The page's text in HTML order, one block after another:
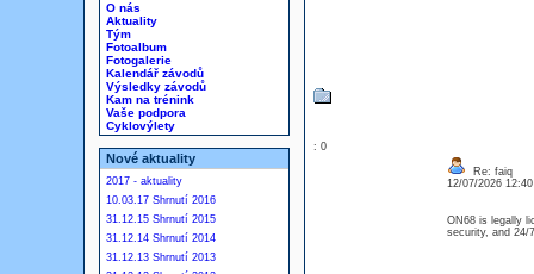
O nás
Aktuality
Tým
Fotoalbum
Fotogalerie
Kalendář závodů
Výsledky závodů
Kam na trénink
Vaše podpora
Cyklovýlety
Nové aktuality
2017 - aktuality
10.03.17 Shrnutí 2016
31.12.15 Shrnutí 2015
31.12.14 Shrnutí 2014
31.12.13 Shrnutí 2013
: 0
Re: faiq
12/07/2026
ON68 is legally
security, and